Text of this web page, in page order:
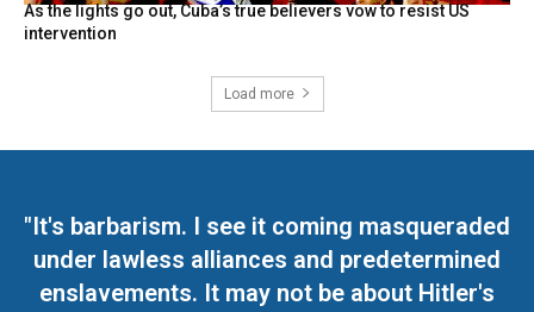
As the lights go out, Cuba’s true believers vow to resist US
intervention
Load more
"It's barbarism. I see it coming masqueraded
under lawless alliances and predetermined
enslavements. It may not be about Hitler's